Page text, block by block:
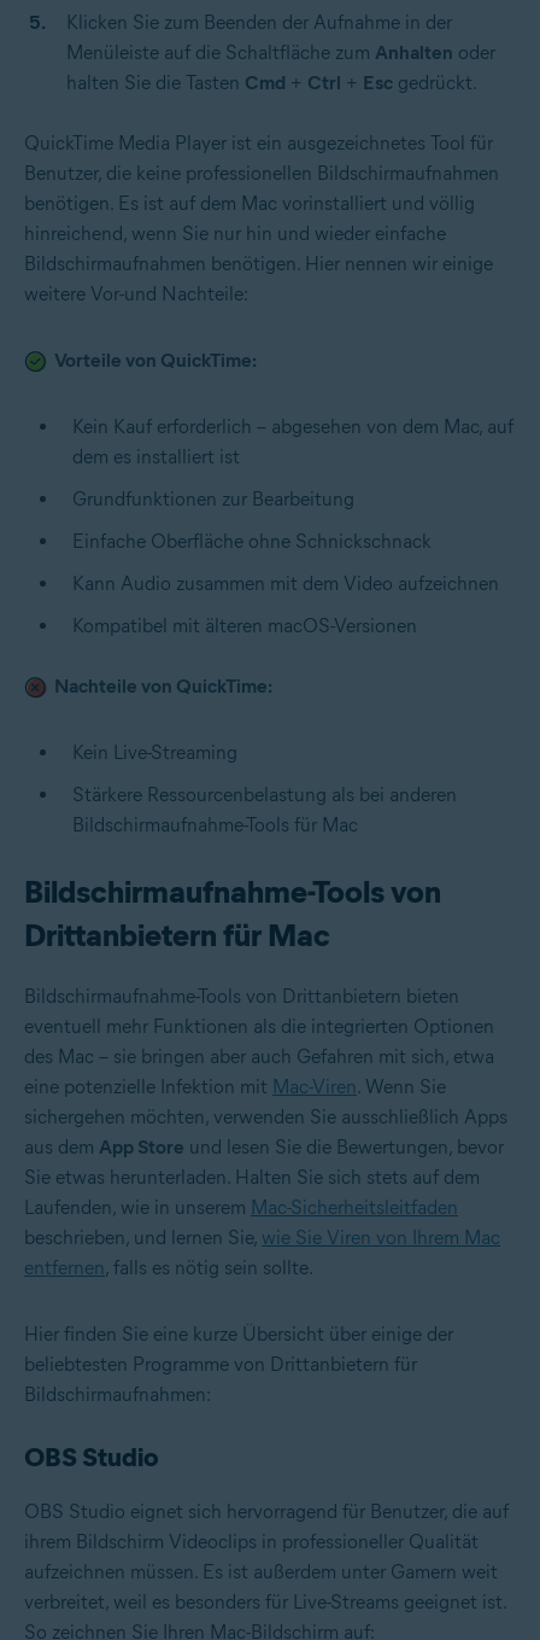
Klicken Sie zum Beenden der Aufnahme in der
Menüleiste auf die Schaltfläche zum Anhalten oder
halten Sie die Tasten Cmd + Ctrl + Esc gedrückt.
QuickTime Media Player ist ein ausgezeichnetes Tool für
Benutzer, die keine professionellen Bildschirmaufnahmen
benötigen. Es ist auf dem Mac vorinstalliert und völlig
hinreichend, wenn Sie nur hin und wieder einfache
Bildschirmaufnahmen benötigen. Hier nennen wir einige
weitere Vor-und Nachteile:
Vorteile von QuickTime:
Kein Kauf erforderlich – abgesehen von dem Mac, auf
dem es installiert ist
Grundfunktionen zur Bearbeitung
Einfache Oberfläche ohne Schnickschnack
Kann Audio zusammen mit dem Video aufzeichnen
Kompatibel mit älteren macOS-Versionen
Nachteile von QuickTime:
Kein Live-Streaming
Stärkere Ressourcenbelastung als bei anderen
Bildschirmaufnahme-Tools für Mac
Bildschirmaufnahme-Tools von
Drittanbietern für Mac
Bildschirmaufnahme-Tools von Drittanbietern bieten
eventuell mehr Funktionen als die integrierten Optionen
des Mac – sie bringen aber auch Gefahren mit sich, etwa
eine potenzielle Infektion mit Mac-Viren. Wenn Sie
sichergehen möchten, verwenden Sie ausschließlich Apps
aus dem App Store und lesen Sie die Bewertungen, bevor
Sie etwas herunterladen. Halten Sie sich stets auf dem
Laufenden, wie in unserem Mac-Sicherheitsleitfaden
beschrieben, und lernen Sie, wie Sie Viren von Ihrem Mac
entfernen , falls es nötig sein sollte.
Hier finden Sie eine kurze Übersicht über einige der
beliebtesten Programme von Drittanbietern für
Bildschirmaufnahmen:
OBS Studio
OBS Studio eignet sich hervorragend für Benutzer, die auf
ihrem Bildschirm Videoclips in professioneller Qualität
aufzeichnen müssen. Es ist außerdem unter Gamern weit
verbreitet, weil es besonders für Live-Streams geeignet ist.
So zeichnen Sie Ihren Mac-Bildschirm auf: